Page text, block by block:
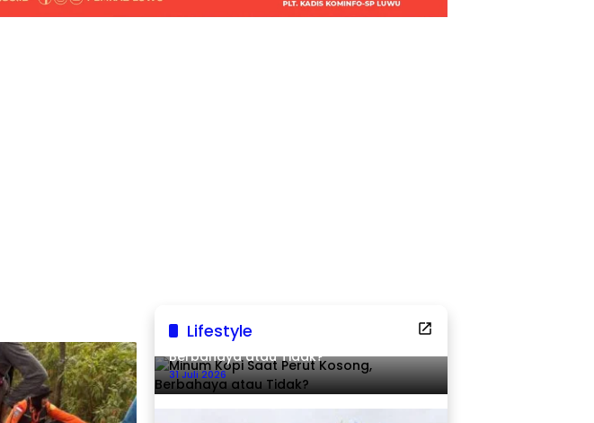
Lifestyle
Minum Kopi Saat Perut Kosong,
Berbahaya atau Tidak?
31 Juli 2026